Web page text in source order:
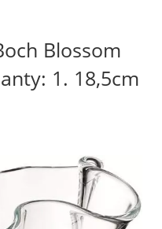
Blossom
1. 18,5cm